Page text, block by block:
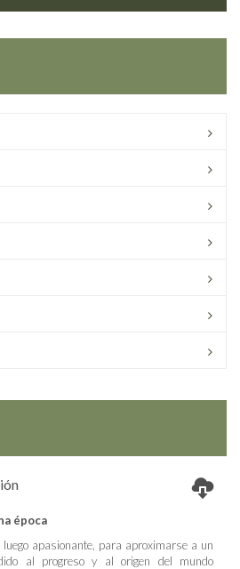
época
apasionante, para aproximarse a un
al progreso y al origen del mundo